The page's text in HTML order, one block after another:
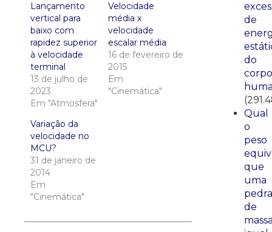
Lançamento
vertical para
baixo com
rapidez superior
à velocidade
terminal
13 de julho de
2023
Em "Atmosfera"
Velocidade
média x
velocidade
escalar média
16 de fevereiro de
2015
Em
"Cinemática"
Variação da
velocidade no
MCU?
31 de janeiro de
2014
Em
"Cinemática"
de
do
corpo
Qual
o
peso
que
uma
pedra
de